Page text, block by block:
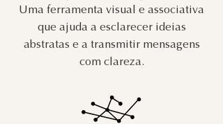
Uma ferramenta visual e associativa
que ajuda a esclarecer ideias
abstratas e a transmitir mensagens
com clareza.